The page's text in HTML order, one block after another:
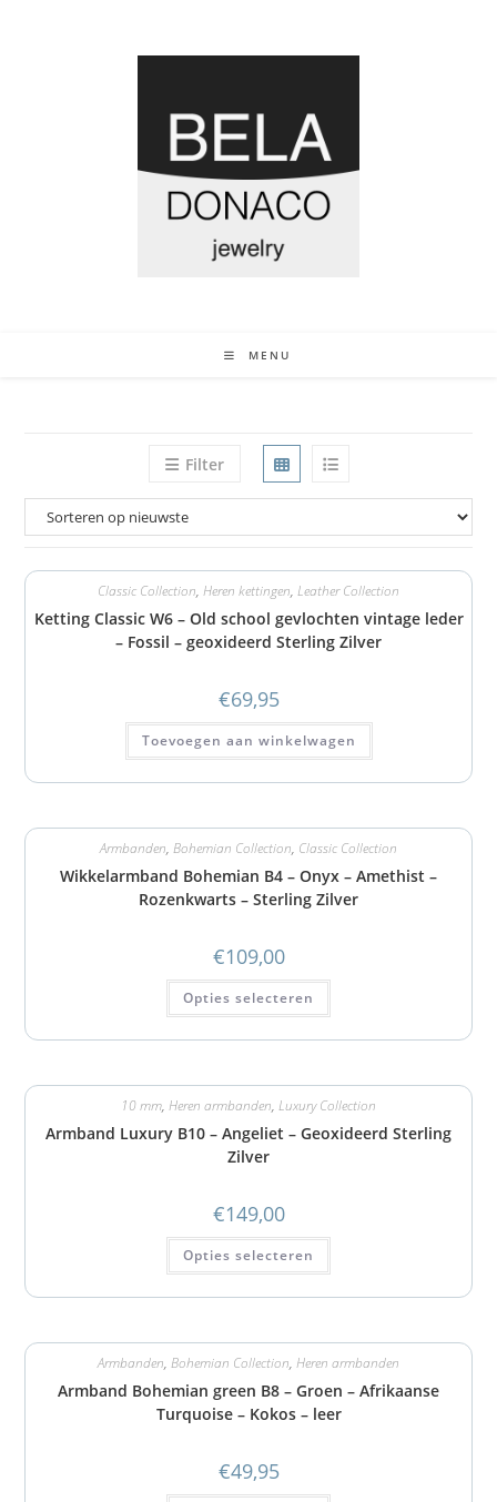
MENU
Filter
Classic Collection, Heren kettingen, Leather Collection
Ketting Classic W6 – Old school gevlochten vintage leder
– Fossil – geoxideerd Sterling Zilver
€69,95
Toevoegen aan winkelwagen
Armbanden, Bohemian Collection, Classic Collection
Wikkelarmband Bohemian B4 – Onyx – Amethist –
Rozenkwarts – Sterling Zilver
€109,00
Opties selecteren
10 mm, Heren armbanden, Luxury Collection
Armband Luxury B10 – Angeliet – Geoxideerd Sterling
Zilver
€149,00
Opties selecteren
Armbanden, Bohemian Collection, Heren armbanden
Armband Bohemian green B8 – Groen – Afrikaanse
Turquoise – Kokos – leer
€49,95